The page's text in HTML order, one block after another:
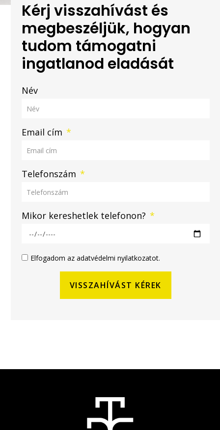
Kérj visszahívást és
megbeszéljük, hogyan
tudom támogatni
ingatlanod eladását
Név
Email cím
Telefonszám
Mikor kereshetlek telefonon?
Elfogadom az adatvédelmi nyilatkozatot.
VISSZAHÍVÁST KÉREK